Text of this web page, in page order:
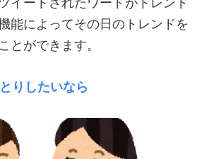
能によってその日のトレンドを
とができます。
りしたいなら